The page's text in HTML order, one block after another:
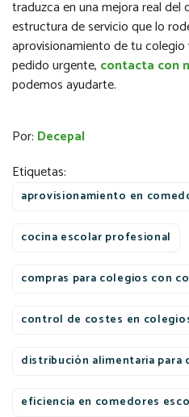
traduzca en una mejora real
estructura de servicio que lo
aprovisionamiento de tu
pedido urgente, contacta con
podemos ayudarte.
Por: Decepal
Etiquetas:
aprovisionamiento en
cocina escolar profesional
compras para colegios con
control de costes en
distribución alimentaria para
eficiencia en comedores